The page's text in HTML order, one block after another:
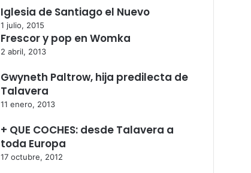
Iglesia de Santiago el Nuevo
1 julio, 2015
Frescor y pop en Womka
2 abril, 2013
Gwyneth Paltrow, hija predilecta de
Talavera
11 enero, 2013
+ QUE COCHES: desde Talavera a
toda Europa
17 octubre, 2012